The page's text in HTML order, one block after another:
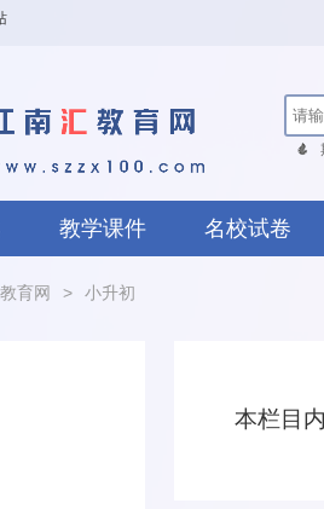
教学课件 名校试卷
育网 > 小升初
本栏目